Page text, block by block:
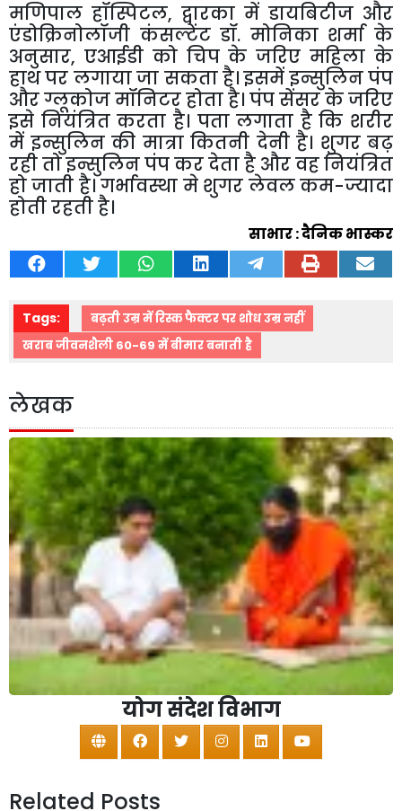
मणिपाल हॉस्पिटल, द्वारका में डायबिटीज और
एंडोक्रिनोलॉजी कंसल्टेंट डॉ. मोनिका शर्मा के
अनुसार, एआईडी को चिप के जरिए महिला के
हाथपर लगायाजा सकताहै। इसमें इन्सुलिनपंप
औरग्लूकोजमॉनिटरहोताहै। पंपसेंसरकेजरिए
इसे नियंत्रित करता है। पता लगाता है कि शरीर
में इन्सुलिन की मात्रा कितनी देनी है। शुगर बढ़
रहीतोइन्सुलिनपंपकरदेताहै औरवहनियंत्रित
होजाती है। गर्भावस्था मे शुगर लेवलकम-ज्यादा
होतीरहतीहै।
साभार:दैनिकभास्कर
Tags:
बढ़ती उम्र में रिस्क फैक्टर पर शोध उम्र नहीं
खराब जीवनशैली 60-69 में बीमार बनाती है
लेखक
योग संदेश विभाग
Related Posts